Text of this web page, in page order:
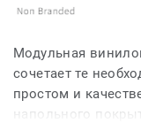
Модульная
сочетает те
простом и
напольного